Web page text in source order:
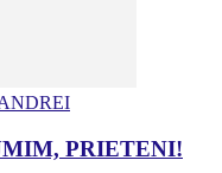
PRIETENI!